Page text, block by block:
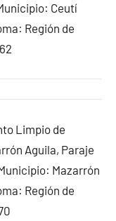
Ceutí
Región de
Limpio de
Aguila, Paraje
Mazarrón
Región de